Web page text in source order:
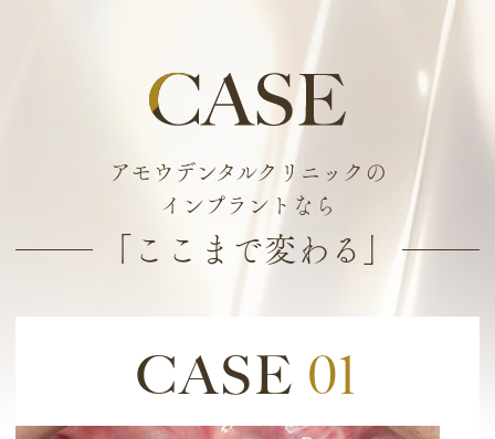
アモウデンタルクリニックの
インプラントなら
「ここまで変わる」
CASE 01